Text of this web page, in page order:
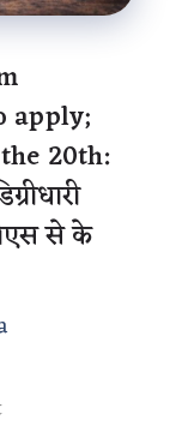
apply;
20th:
से के